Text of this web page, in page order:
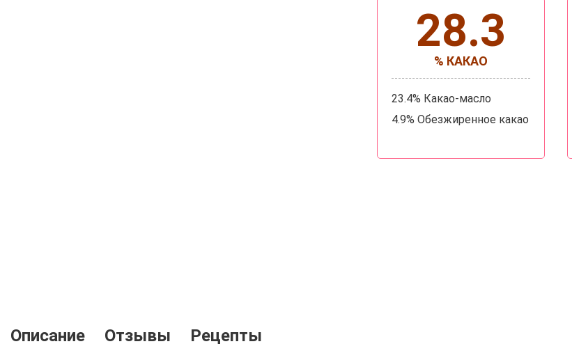
28.3
% КАКАО
23.4% Какао-масло
4.9% Обезжиренное какао
Описание Отзывы Рецепты